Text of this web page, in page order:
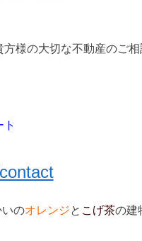
方様の大切な不動産のご
のオレンジと こげ茶の建